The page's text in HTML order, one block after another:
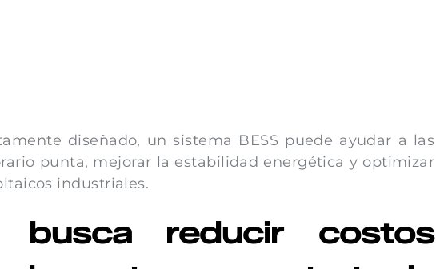
diseñado, un sistema BESS puede ayudar a las
punta, mejorar la estabilidad energética y optimizar
industriales.
busca reducir costos